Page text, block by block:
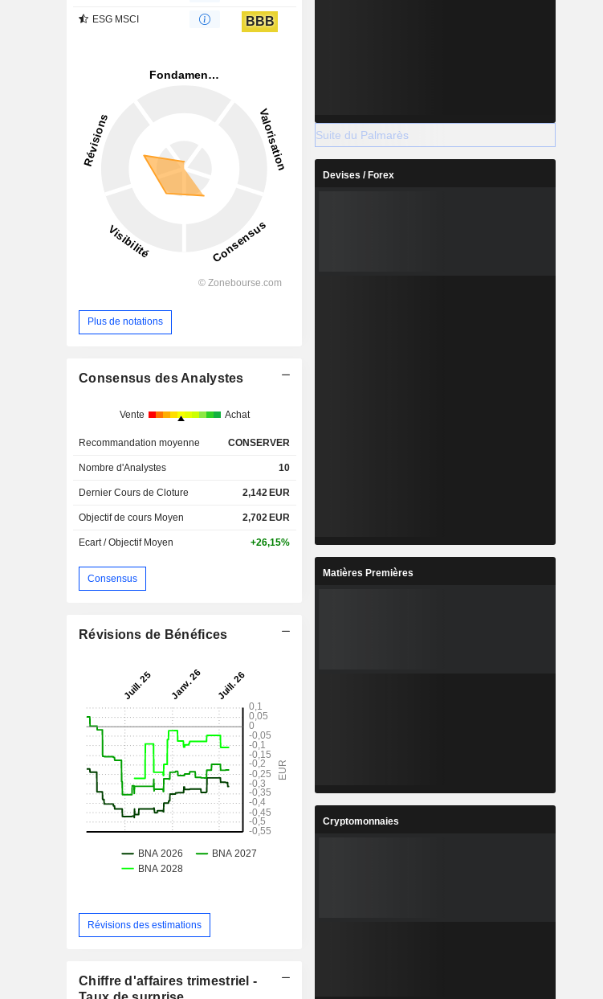
ESG MSCI BBB
Plus de notations
Consensus des Analystes
Vente Achat
Recommandation moyenne CONSERVER
Nombre d'Analystes 10
Dernier Cours de Cloture 2,142 EUR
Objectif de cours Moyen 2,702 EUR
Ecart / Objectif Moyen +26,15%
Consensus
Révisions de Bénéfices
Révisions des estimations
Chiffre d'affaires trimestriel -
Suite du Palmarès
Devises / Forex
Matières Premières
Cryptomonnaies